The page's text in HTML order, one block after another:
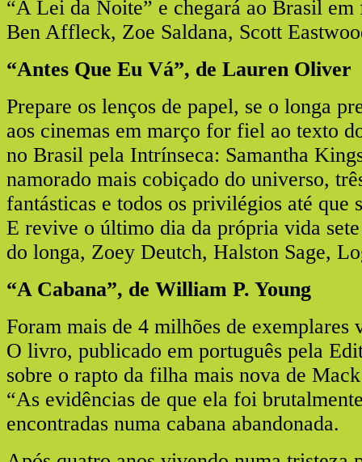
“A Lei da Noite” e chegará ao Brasil
Ben Affleck, Zoe Saldana, Scott
“Antes Que Eu Vá”, de Lauren Oliver
Prepare os lenços de papel, se o longa
aos cinemas em março for fiel ao texto
no Brasil pela Intrínseca: Samantha
namorado mais cobiçado do universo,
fantásticas e todos os privilégios até que
E revive o último dia da própria vida
do longa, Zoey Deutch, Halston Sage,
“A Cabana”, de William P. Young
Foram mais de 4 milhões de exemplares
O livro, publicado em português pela
sobre o rapto da filha mais nova de
“As evidências de que ela foi
encontradas numa cabana abandonada.